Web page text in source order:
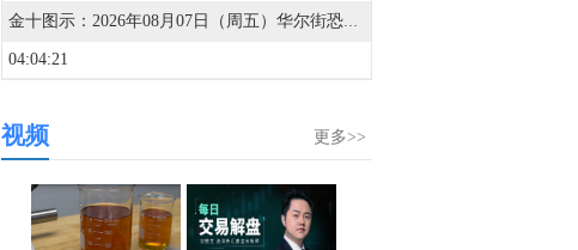
金十图示：2026年08月07日（周五）华尔街恐惧与贪婪指数（美盘后）
04:04:21
04:03:41
04:03:36
更多>>
视频